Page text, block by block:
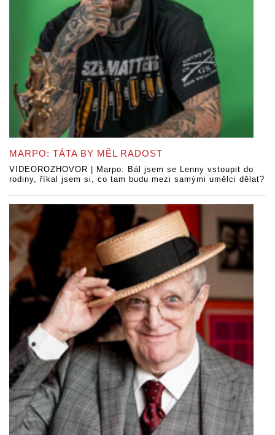
MARPO: TÁTA BY MĚL RADOST
VIDEOROZHOVOR | Marpo: Bál jsem se Lenny vstoupit do
rodiny, říkal jsem si, co tam budu mezi samými umělci dělat?